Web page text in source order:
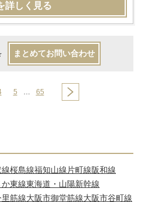
詳しく見る
まとめてお問い合わせ
5 … 65
桜島線福知山線片町線阪和線
東線東海道・山陽新幹線
筋線大阪市御堂筋線大阪市谷町線